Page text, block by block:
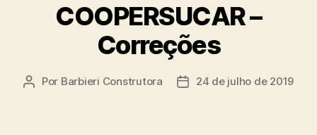
COOPERSUCAR –
Correções
Por Barbieri Construtora 24 de julho de 2019